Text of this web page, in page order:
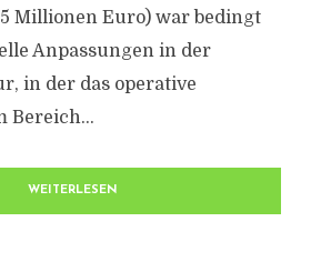
Millionen Euro) war bedingt
Anpassungen in der
in der das operative
Bereich...
WEITERLESEN